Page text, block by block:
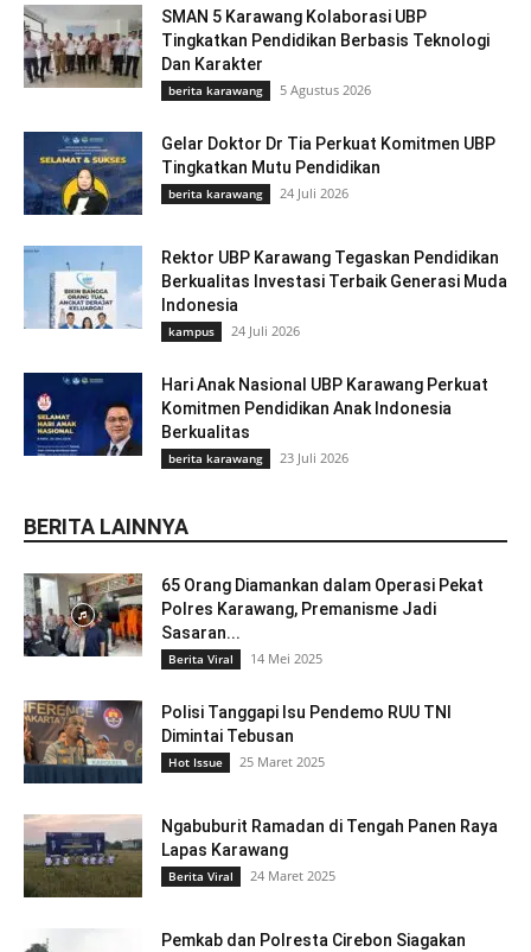
SMAN 5 Karawang Kolaborasi UBP
Tingkatkan Pendidikan Berbasis Teknologi
Dan Karakter
berita karawang 5 Agustus 2026
Gelar Doktor Dr Tia Perkuat Komitmen UBP
Tingkatkan Mutu Pendidikan
berita karawang 24 Juli 2026
Rektor UBP Karawang Tegaskan Pendidikan
Berkualitas Investasi Terbaik Generasi Muda
Indonesia
kampus 24 Juli 2026
Hari Anak Nasional UBP Karawang Perkuat
Komitmen Pendidikan Anak Indonesia
Berkualitas
berita karawang 23 Juli 2026
BERITA LAINNYA
65 Orang Diamankan dalam Operasi Pekat
Polres Karawang, Premanisme Jadi
Sasaran...
Berita Viral 14 Mei 2025
Polisi Tanggapi Isu Pendemo RUU TNI
Dimintai Tebusan
Hot Issue 25 Maret 2025
Ngabuburit Ramadan di Tengah Panen Raya
Lapas Karawang
Berita Viral 24 Maret 2025
Pemkab dan Polresta Cirebon Siagakan